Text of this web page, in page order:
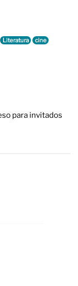
Literatura cine
para invitados